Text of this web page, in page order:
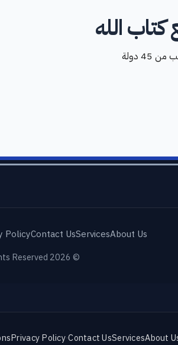
كتاب الله
About Us
Services
Contact Us
Policy
© 2026 Elbayan Academy. All Rights Reserved.
About
Services
Contact Us
·
Privacy Policy